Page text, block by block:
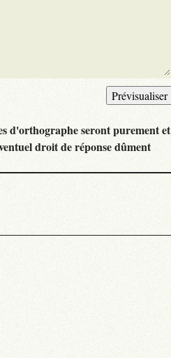
d'orthographe seront purement et
droit de réponse dûment